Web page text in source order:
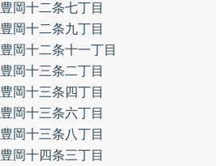
豊岡十二条七丁目
豊岡十二条九丁目
豊岡十二条十一丁目
豊岡十三条二丁目
豊岡十三条四丁目
豊岡十三条六丁目
豊岡十三条八丁目
豊岡十四条三丁目